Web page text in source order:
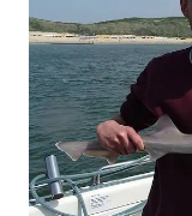
JIJ
HAAI